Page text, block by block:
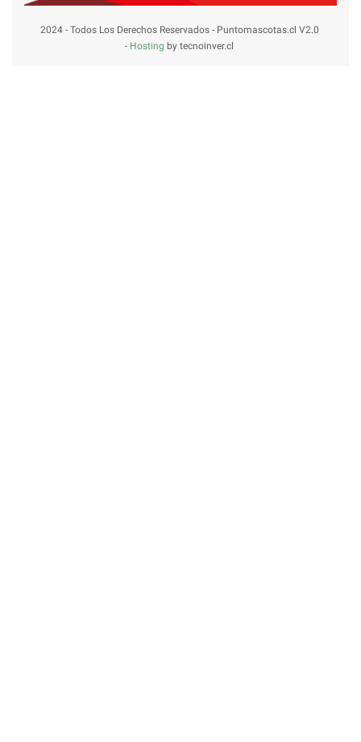
2024 - Todos Los Derechos Reservados - Puntomascotas.cl V2.0
- Hosting by tecnoinver.cl